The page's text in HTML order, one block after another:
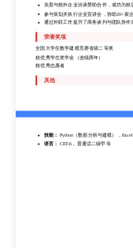
负责与校外企业洽谈赞助合作，成功为校
参与策划并执行企业宣讲会，协助20+家
通过外联工作提升了商务谈判与团队协作
荣誉奖项
全国大学生数学建模竞赛省级二等奖
校优秀学生奖学金（连续两年）
校优秀志愿者
其他
协助会长管理协会日常事务，组织校级数
负责协会对外联络，与3所兄弟院校建立
通过组织活动锻炼了统筹协调与沟通能力
干事 外联部
负责与校外企业洽谈赞助合作，成功为校
参与策划并执行企业宣讲会，协助20+家
通过外联工作提升了商务谈判与团队协作
荣誉奖项
技能： Python（数据分析与建模），
语言： CET-6，普通话二级甲等